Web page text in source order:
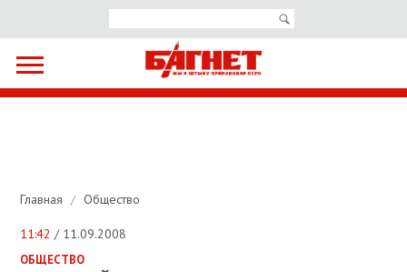
Главная / Общество
11:42 / 11.09.2008
ОБЩЕСТВО